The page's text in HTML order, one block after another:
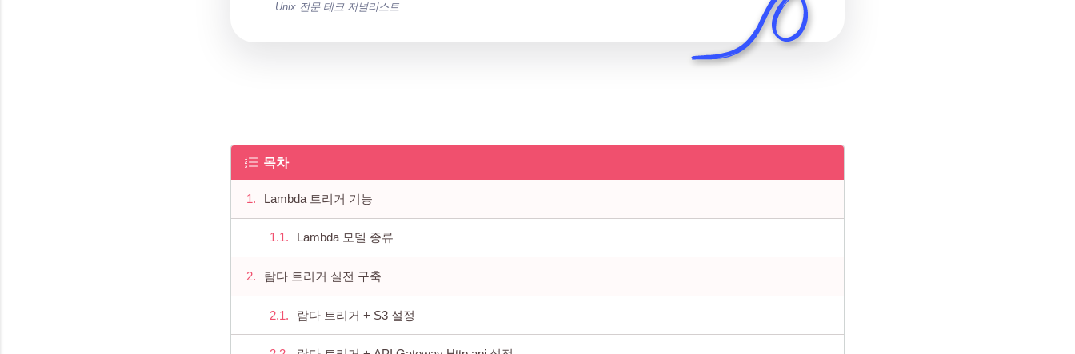
Unix 전문 테크 저널리스트
목차
Lambda 트리거 기능
Lambda 모델 종류
람다 트리거 실전 구축
람다 트리거 + S3 설정